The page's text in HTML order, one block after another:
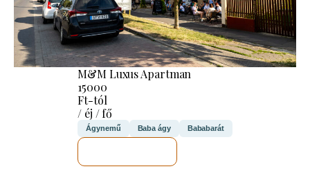
M&M Luxus Apartman
15000
Ft-tól
/ éj / fő
Ágynemű Baba ágy Bababarát